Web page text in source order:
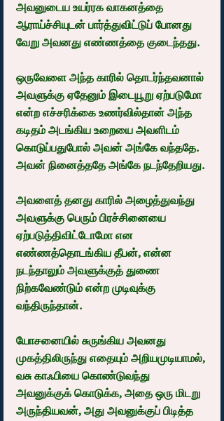
அவனுடைய உயர்ரக வாகனத்தை
ஆராய்ச்சியுடன் பார்த்துவிட்டுப் போனது
வேறு அவனது எண்ணத்தை குடைந்தது.
ஒருவேளை அந்த காரில் தொடர்ந்தவனால்
அவளுக்கு ஏதேனும் இடையூறு ஏற்படுமோ
என்ற எச்சரிக்கை உணர்வில்தான் அந்த
கடிதம் அடங்கிய உறையை அவளிடம்
கொடுப்பதுபோல் அவன் அங்கே வந்ததே.
அவன் நினைத்ததே அங்கே நடந்தேறியது.
அவளைத் தனது காரில் அழைத்துவந்து
அவளுக்கு பெரும் பிரச்சினையை
ஏற்படுத்திவிட்டோமோ என
எண்ணத்தொடங்கிய தீபன், என்ன
நடந்தாலும் அவளுக்குத் துணை
நிற்கவேண்டும் என்ற முடிவுக்கு
வந்திருந்தான்.
யோசனையில் சுருங்கிய அவனது
முகத்திலிருந்து எதையும் அறியமுடியாமல்,
வசு காஃபியை கொண்டுவந்து
அவனுக்குக் கொடுக்க, அதை ஒரு மிடறு
அருந்தியவன், அது அவனுக்குப் பிடித்த